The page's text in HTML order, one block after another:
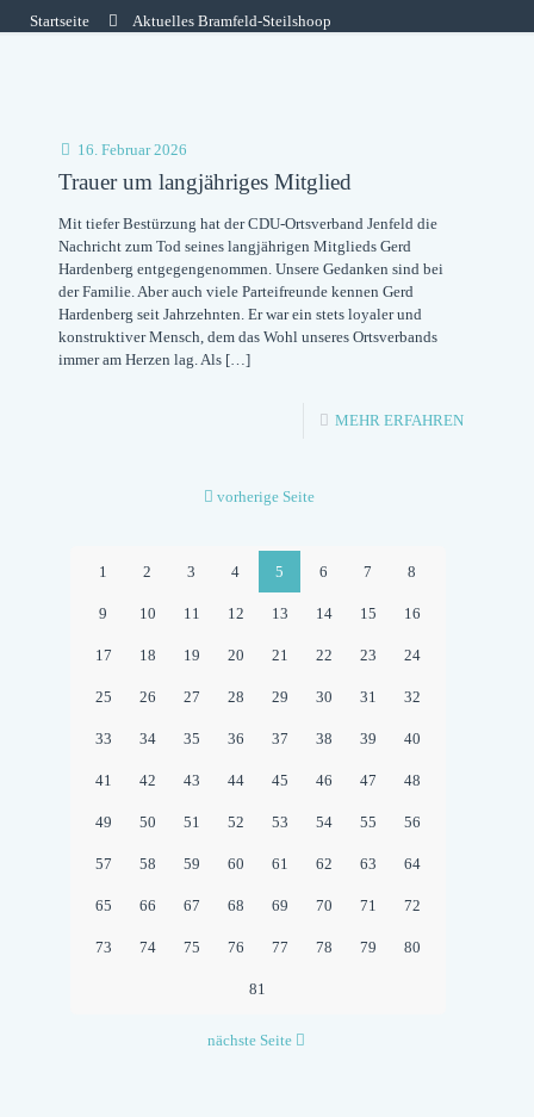
Startseite Aktuelles Bramfeld-Steilshoop
16. Februar 2026
Trauer um langjähriges Mitglied
Mit tiefer Bestürzung hat der CDU-Ortsverband Jenfeld die
Nachricht zum Tod seines langjährigen Mitglieds Gerd
Hardenberg entgegengenommen. Unsere Gedanken sind bei
der Familie. Aber auch viele Parteifreunde kennen Gerd
Hardenberg seit Jahrzehnten. Er war ein stets loyaler und
konstruktiver Mensch, dem das Wohl unseres Ortsverbands
immer am Herzen lag. Als[…]
MEHR ERFAHREN-
vorherige Seite
1 2 3 4 5 6 7 8
9 10 11 12 13 14 15 16
17 18 19 20 21 22 23 24
25 26 27 28 29 30 31 32
33 34 35 36 37 38 39 40
41 42 43 44 45 46 47 48
49 50 51 52 53 54 55 56
57 58 59 60 61 62 63 64
65 66 67 68 69 70 71 72
73 74 75 76 77 78 79 80
81
nächste Seite